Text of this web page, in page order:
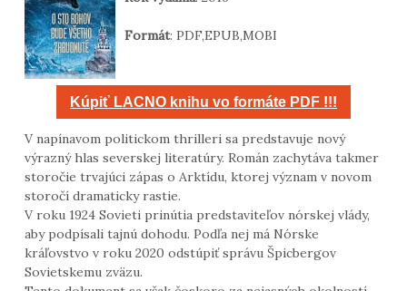
Formát: PDF,EPUB,MOBI
Kúpiť LACNO knihu vo formáte PDF !!!
V napínavom politickom thrilleri sa predstavuje nový
výrazný hlas severskej literatúry. Román zachytáva takmer
storočie trvajúci zápas o Arktídu, ktorej význam v novom
storočí dramaticky rastie.
V roku 1924 Sovieti prinútia predstaviteľov nórskej vlády,
aby podpísali tajnú dohodu. Podľa nej má Nórske
kráľovstvo v roku 2020 odstúpiť správu Špicbergov
Sovietskemu zväzu.